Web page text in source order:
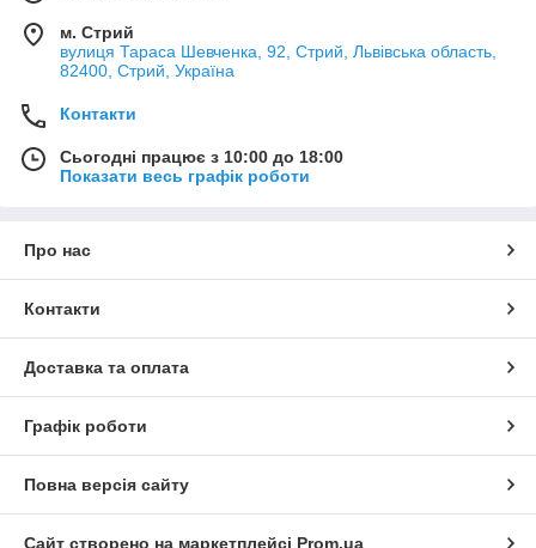
м. Стрий
вулиця Тараса Шевченка, 92, Стрий, Львівська область,
82400, Стрий, Україна
Контакти
Сьогодні працює з 10:00 до 18:00
Показати весь графік роботи
Про нас
Контакти
Доставка та оплата
Графік роботи
Повна версія сайту
Сайт створено на маркетплейсі Prom.ua